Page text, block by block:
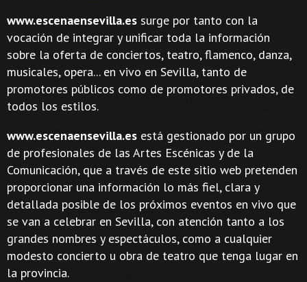
www.escenaensevilla.es surge por tanto con la
vocación de integrar y unificar toda la información
sobre la oferta de conciertos, teatro, flamenco, danza,
musicales, opera... en vivo en Sevilla, tanto de
promotores públicos como de promotores privados, de
todos los estilos.
www.escenaensevilla.es está gestionado por un grupo
de profesionales de las Artes Escénicas y de la
Comunicación, que a través de este sitio web pretenden
proporcionar una información lo más fiel, clara y
detallada posible de los próximos eventos en vivo que
se van a celebrar en Sevilla, con atención tanto a los
grandes nombres y espectáculos, como a cualquier
modesto concierto u obra de teatro que tenga lugar en
la provincia.